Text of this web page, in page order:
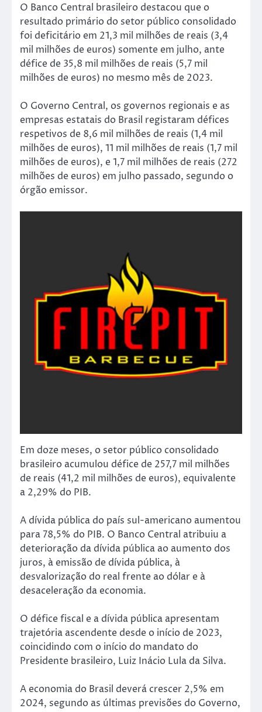
O Banco Central brasileiro destacou que o
resultado primário do setor público consolidado
foi deficitário em 21,3 mil milhões de reais (3,4
mil milhões de euros) somente em julho, ante
défice de 35,8 mil milhões de reais (5,7 mil
milhões de euros) no mesmo mês de 2023.
O Governo Central, os governos regionais e as
empresas estatais do Brasil registaram défices
respetivos de 8,6 mil milhões de reais (1,4 mil
milhões de euros), 11 mil milhões de reais (1,7 mil
milhões de euros), e 1,7 mil milhões de reais (272
milhões de euros) em julho passado, segundo o
órgão emissor.
Em doze meses, o setor público consolidado
brasileiro acumulou défice de 257,7 mil milhões
de reais (41,2 mil milhões de euros), equivalente
a 2,29% do PIB.
A dívida pública do país sul-americano aumentou
para 78,5% do PIB. O Banco Central atribuiu a
deterioração da dívida pública ao aumento dos
juros, à emissão de dívida pública, à
desvalorização do real frente ao dólar e à
desaceleração da economia.
O défice fiscal e a dívida pública apresentam
trajetória ascendente desde o início de 2023,
coincidindo com o início do mandato do
Presidente brasileiro, Luiz Inácio Lula da Silva.
A economia do Brasil deverá crescer 2,5% em
2024, segundo as últimas previsões do Governo,